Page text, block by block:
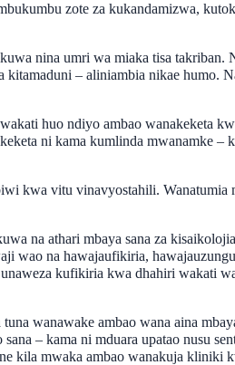
zote za kukandamizwa,
nina umri wa miaka tisa takriban.
kitamaduni – aliniambia nikae humo.
huo ndiyo ambao wanakeketa
ni kama kumlinda mwanamke –
kwa vitu vinavyostahili. Wanatumia
na athari mbaya sana za
wao na hawajaufikiria,
kufikiria kwa dhahiri wakati
wanawake ambao wana aina
– kama ni mduara upatao nusu
kila mwaka ambao wanakuja kliniki